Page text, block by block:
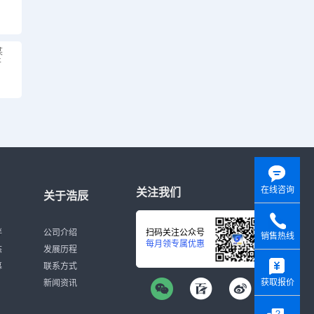
关于浩辰
公司介绍
发展历程
联系方式
新闻资讯
关注我们
扫码关注公众号
每月领专属优惠
在线咨询
销售热线
获取报价